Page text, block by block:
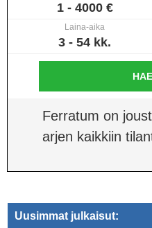
1 - 4000 €
Laina-aika
3 - 54 kk.
Ferratum on
arjen kaikkiin
Uusimmat julkaisut: